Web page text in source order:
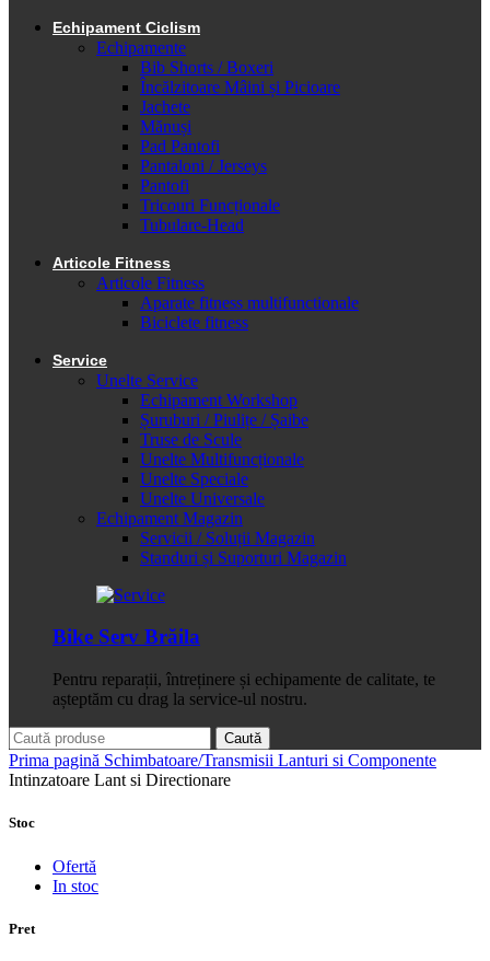
Echipament Ciclism
Echipamente
Bib Shorts / Boxeri
Încălzitoare Mâini și Picioare
Jachete
Mănuși
Pad Pantofi
Pantaloni / Jerseys
Pantofi
Tricouri Funcționale
Tubulare-Head
Articole Fitness
Articole Fitness
Aparate fitness multifunctionale
Biciclete fitness
Service
Unelte Service
Echipament Workshop
Șuruburi / Piulițe / Șaibe
Truse de Scule
Unelte Multifuncționale
Unelte Speciale
Unelte Universale
Echipament Magazin
Servicii / Soluții Magazin
Standuri și Suporturi Magazin
Bike Serv Brăila
Pentru reparații, întreținere și echipamente de calitate, te
așteptăm cu drag la service-ul nostru.
Caută
Prima pagină Schimbatoare/Transmisii Lanturi si Componente
Intinzatoare Lant si Directionare
Stoc
Ofertă
In stoc
Pret